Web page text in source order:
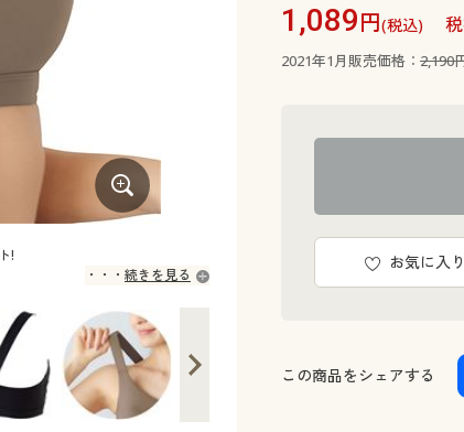
!
続きを見る
バックはV字構造でズレにくい
1,089円(税込)
2021年1月販売価格： 2,190
お気に入
この商品をシェアする